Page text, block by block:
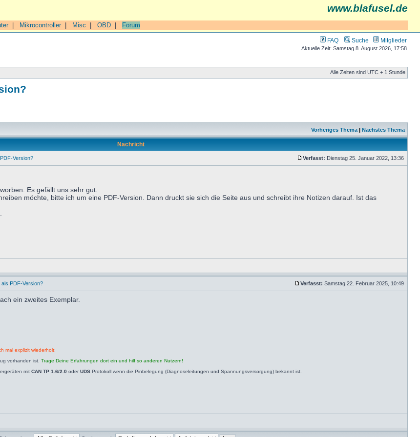
www.blafusel.de
| Mikrocontroller| Misc OBD Forum
FAQ Suche Mitglieder
Aktuelle Zeit: Samstag 8. August 2026, 17:58
Alle Zeiten sind UTC + 1 Stunde
Vorheriges Thema | Nächstes Thema
Nachricht
Version? Verfasst: Dienstag 25. Januar 2022, 13:36
Es gefällt uns sehr gut.
möchte, bitte ich um eine PDF-Version. Dann druckt sie sich die Seite aus und schreibt ihre Notizen darauf. Ist das
PDF-Version? Verfasst: Samstag 22. Februar 2025, 10:49
ein zweites Exemplar.
mal explizit wiederholt:
vorhanden ist. Trage Deine Erfahrungen dort ein und hilf so anderen Nutzern!
mit CAN TP 1.6/2.0 oderUDS Protokoll wenn die Pinbelegung (Diagnoseleitungen und Spannungsversorgung) bekannt ist.